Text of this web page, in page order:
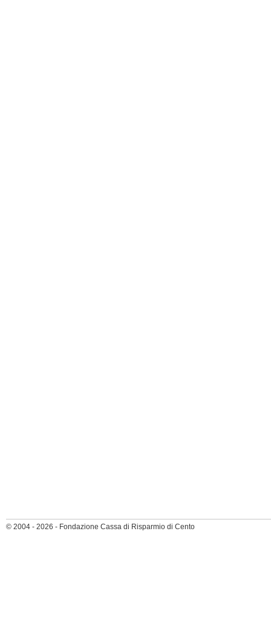
© 2004 - 2026 - Fondazione Cassa di Risparmio di Cento